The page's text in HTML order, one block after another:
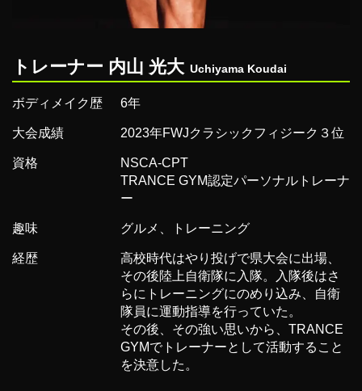
トレーナー 内山 光大 Uchiyama Koudai
ボディメイク歴 6年
大会成績 2023年FWJクラシックフィジーク３位
資格
NSCA-CPT
TRANCE GYM認定パーソナルトレーナ
ー
趣味 グルメ、トレーニング
経歴
高校時代はやり投げで県大会に出場、
その後陸上自衛隊に入隊。入隊後はさ
らにトレーニングにのめり込み、自衛
隊員に運動指導を行っていた。
その後、その強い思いから、TRANCE
GYMでトレーナーとして活動すること
を決意した。